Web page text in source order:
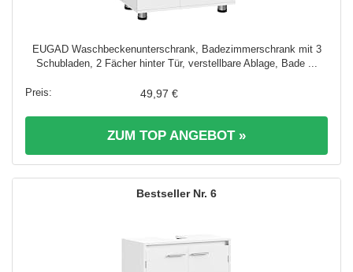
EUGAD Waschbeckenunterschrank, Badezimmerschrank mit 3
Schubladen, 2 Fächer hinter Tür, verstellbare Ablage, Bade ...
49,97 €
ZUM TOP ANGEBOT »
6